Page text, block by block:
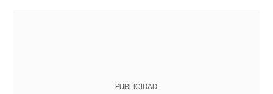
PUBLICIDAD